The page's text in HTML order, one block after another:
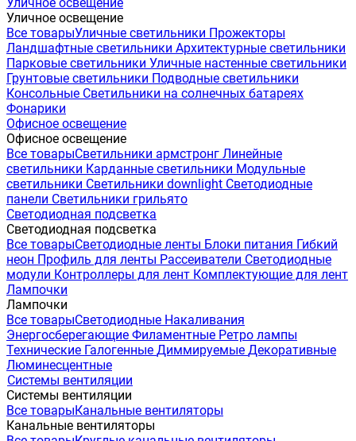
Уличное освещение
Все товарыУличные светильники Прожекторы
Ландшафтные светильники Архитектурные светильники
Парковые светильники Уличные настенные светильники
Грунтовые светильники Подводные светильники
Консольные Светильники на солнечных батареях
Фонарики
Офисное освещение
Офисное освещение
Все товарыСветильники армстронг Линейные
светильники Карданные светильники Модульные
светильники Светильники downlight Светодиодные
панели Светильники грильято
Светодиодная подсветка
Светодиодная подсветка
Все товарыСветодиодные ленты Блоки питания Гибкий
неон Профиль для ленты Рассеиватели Светодиодные
модули Контроллеры для лент Комплектующие для лент
Лампочки
Лампочки
Все товарыСветодиодные Накаливания
Энергосберегающие Филаментные Ретро лампы
Технические Галогенные Диммируемые Декоративные
Люминесцентные
Системы вентиляции
Системы вентиляции
Все товарыКанальные вентиляторы
Канальные вентиляторы